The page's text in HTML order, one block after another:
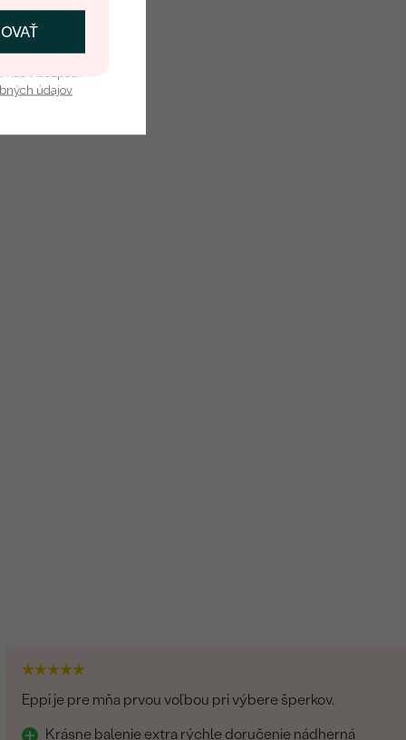
Eppi je pre mňa prvou voľbou pri výbere šperkov.
Krásne balenie extra rýchle doručenie nádherná
zľavu
údajov